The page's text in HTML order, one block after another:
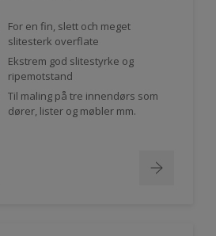
For en fin, slett och meget
slitesterk overflate
Ekstrem god slitestyrke og
ripemotstand
Til maling på tre innendørs som
dører, lister og møbler mm.